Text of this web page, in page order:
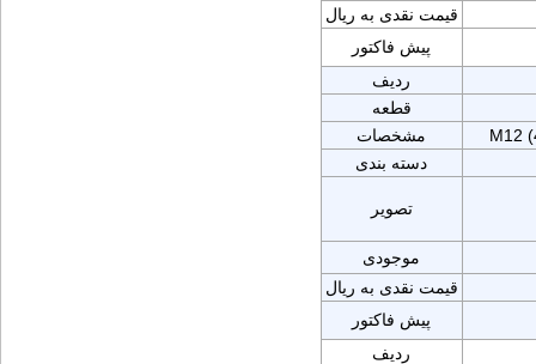
قیمت نقدی به ریال
پیش فاکتور
ردیف
قطعه
مشخصات
M12
دسته بندی
تصویر
موجودی
قیمت نقدی به ریال
پیش فاکتور
ردیف